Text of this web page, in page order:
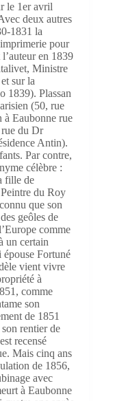
le 1er avril
deux autres
1831 la
pour
en 1839
Ministre
sur la
1839). Plassan
(50, rue
à Eaubonne rue
du Dr
Antin).
Par contre,
célèbre :
fille de
du Roy
que son
geôles de
comme
un certain
Fortuné
vient vivre
à
comme
son
de 1851
rentier de
recensé
Mais cinq ans
de 1856,
avec
à Eaubonne